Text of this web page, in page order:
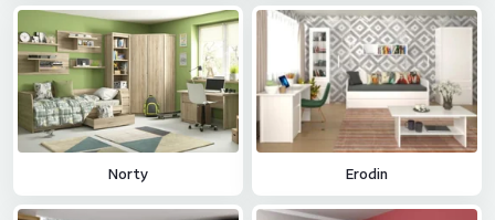
Norty Erodin